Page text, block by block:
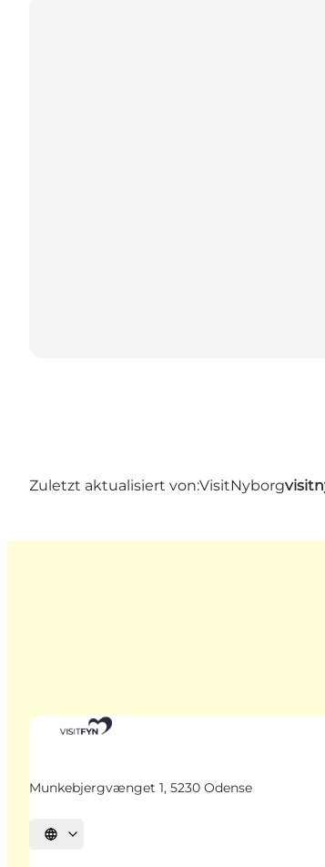
Zuletzt aktualisiert von:VisitNyborg
Munkebjergvænget 1, 5230 Odense
Sprache auswählen